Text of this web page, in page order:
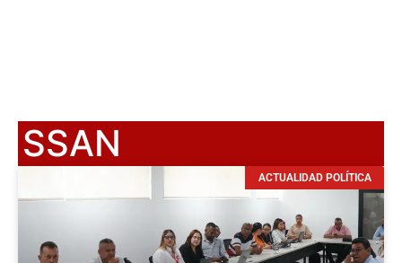
SSAN
ACTUALIDAD POLÍTICA